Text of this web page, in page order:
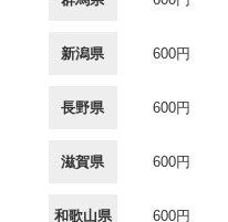
新潟県 600円
長野県 600円
滋賀県 600円
和歌山県 600円